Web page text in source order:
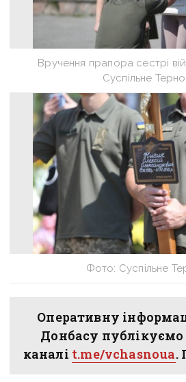
Вручення прапора сестрі
Суспільне
Фото: Суспільне
Оперативну
Донбасу публікуємо
каналі t.me/vchasnoua.